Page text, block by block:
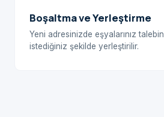
Boşaltma ve Yerleştirme
Yeni adresinizde eşyalarınız
istediğiniz şekilde yerleştirilir.